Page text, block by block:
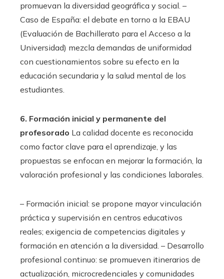
promuevan la diversidad geográfica y social. –
Caso de España: el debate en torno a la EBAU
(Evaluación de Bachillerato para el Acceso a la
Universidad) mezcla demandas de uniformidad
con cuestionamientos sobre su efecto en la
educación secundaria y la salud mental de los
estudiantes.
6. Formación inicial y permanente del
profesorado La calidad docente es reconocida
como factor clave para el aprendizaje, y las
propuestas se enfocan en mejorar la formación, la
valoración profesional y las condiciones laborales.
– Formación inicial: se propone mayor vinculación
práctica y supervisión en centros educativos
reales; exigencia de competencias digitales y
formación en atención a la diversidad. – Desarrollo
profesional continuo: se promueven itinerarios de
actualización, microcredenciales y comunidades